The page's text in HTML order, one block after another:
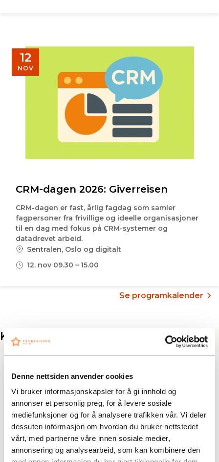
Denne nettsiden anvender cookies
Vi bruker informasjonskapsler for å gi innhold og
annonser et personlig preg, for å levere sosiale
mediefunksjoner og for å analysere trafikken vår. Vi deler
dessuten informasjon om hvordan du bruker nettstedet
vårt, med partnerne våre innen sosiale medier,
annonsering og analysearbeid, som kan kombinere den
12
NOV
CRM-dagen 2026: Giverreisen
CRM-dagen er fast, årlig fagdag som samler
fagpersoner fra frivillige og ideelle organisasjoner
til en dag med fokus på CRM-systemer og
datadrevet arbeid.
Sentralen, Oslo og digitalt
12. nov 09.30 – 15.00
Se programkalender
Kurs: